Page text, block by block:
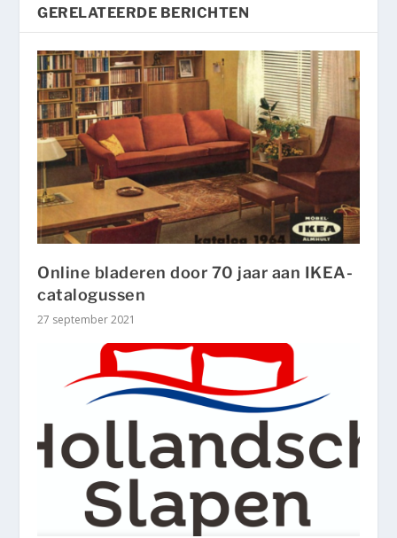
GERELATEERDE BERICHTEN
Online bladeren door 70 jaar aan IKEA-
catalogussen
27 september 2021